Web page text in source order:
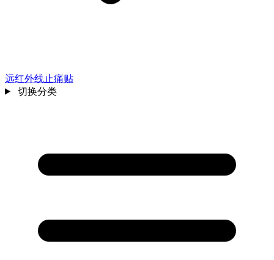
远红外线止痛贴
切换分类